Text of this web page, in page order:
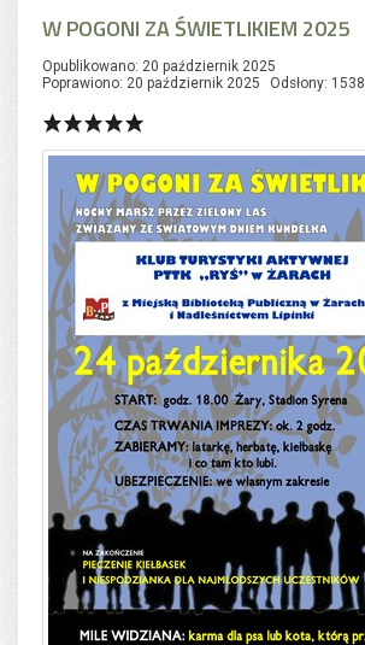
W POGONI ZA ŚWIETLIKIEM 2025
Opublikowano: 20 październik 2025
Poprawiono: 20 październik 2025
Odsłony: 1538